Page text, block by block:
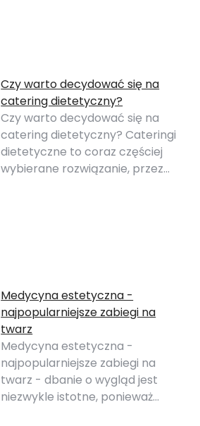
Czy warto decydować się na
catering dietetyczny?
Czy warto decydować się na
catering dietetyczny? Cateringi
dietetyczne to coraz częściej
wybierane rozwiązanie, przez…
Medycyna estetyczna -
najpopularniejsze zabiegi na
twarz
Medycyna estetyczna -
najpopularniejsze zabiegi na
twarz - dbanie o wygląd jest
niezwykle istotne, ponieważ…